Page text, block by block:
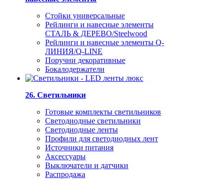
Стойки универсальные
Рейлинги и навесные элементы
СТАЛЬ & ДЕРЕВО/Steelwood
Рейлинги и навесные элементы Q-
ЛИНИЯ/Q-LINE
Поручни декоративные
Бокалодержатели
26. Светильники
Готовые комплекты светильников
Светодиодные светильники
Светодиодные ленты
Профили для светодиодных лент
Источники питания
Аксессуары
Выключатели и датчики
Распродажа